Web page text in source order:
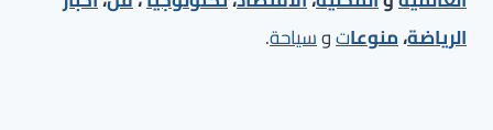
الرياضة،منوعاتوسياحة.